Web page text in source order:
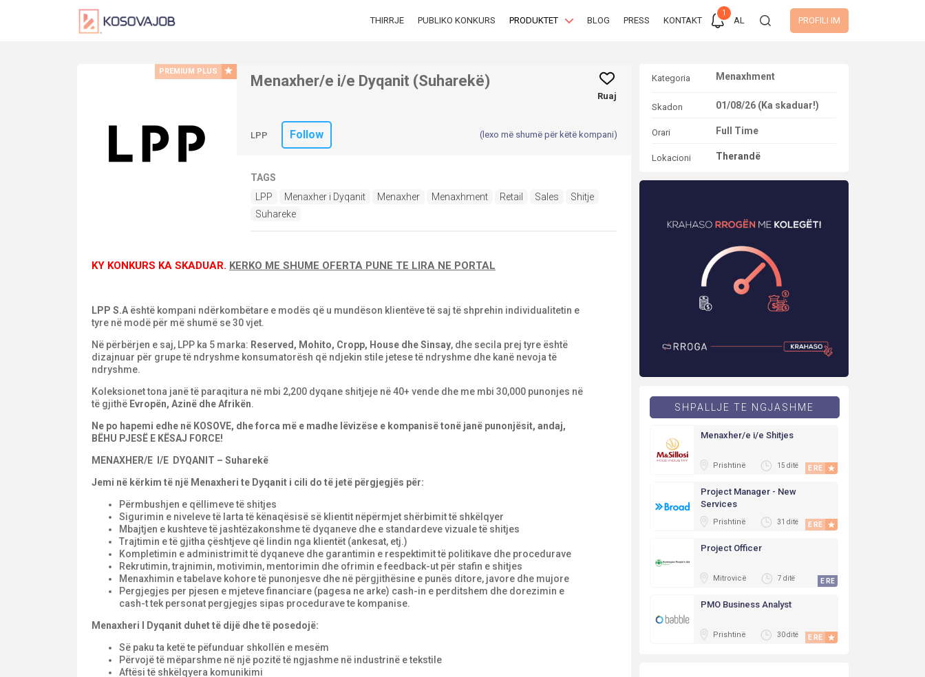
THIRRJE PUBLIKO KONKURS PRODUKTET BLOG PRESS KONTAKT
1
AL PROFILI IM
PREMIUM PLUS
Menaxher/e i/e Dyqanit (Suharekë)
Ruaj
LPP Follow (lexo më shumë për këtë kompani)
TAGS
LPP
Menaxher i Dyqanit Menaxher Menaxhment Retail Sales
Shitje
Suhareke
Kategoria Menaxhment
Skadon 01/08/26 (Ka skaduar!)
Orari Full Time
Lokacioni Therandë
SHPALLJE TE NGJASHME
Menaxher/e i/e Shitjes
Prishtinë 15 ditë E RE
Project Manager - New
Services
Prishtinë 31 ditë E RE
Project Officer
Mitrovicë 7 ditë E RE
PMO Business Analyst
Prishtinë 30 ditë E RE